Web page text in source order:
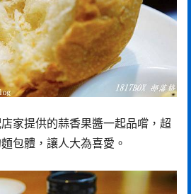
家提供的蒜香果醬一起品嚐，超
包體，讓人大為喜愛。